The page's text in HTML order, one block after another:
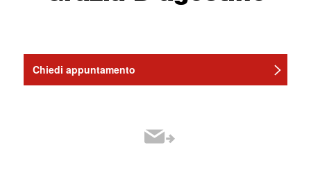
Chiedi appuntamento